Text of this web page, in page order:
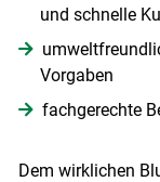
und schnelle
Vorgaben
fachgerechte
Dem wirklichen